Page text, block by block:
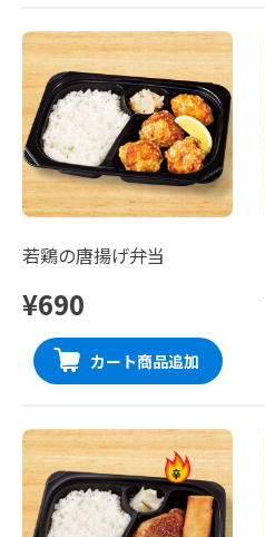
若鶏の唐揚げ弁当
¥690
カート商品追加